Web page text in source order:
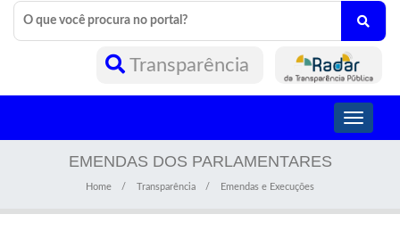
Transparência
Toggle
EMENDAS DOS PARLAMENTARES
Home Transparência Emendas e Execuções